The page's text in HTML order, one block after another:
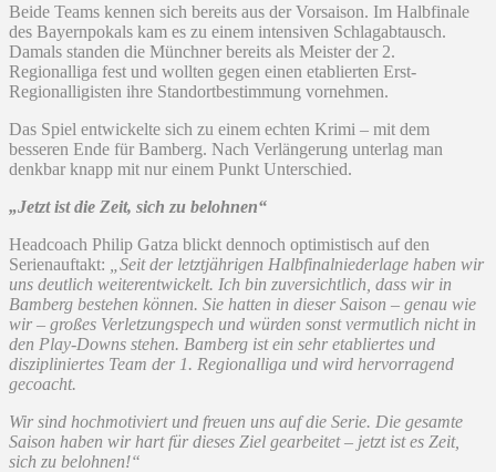
Beide Teams kennen sich bereits aus der Vorsaison. Im Halbfinale
des Bayernpokals kam es zu einem intensiven Schlagabtausch.
Damals standen die Münchner bereits als Meister der 2.
Regionalliga fest und wollten gegen einen etablierten Erst-
Regionalligisten ihre Standortbestimmung vornehmen.
Das Spiel entwickelte sich zu einem echten Krimi – mit dem
besseren Ende für Bamberg. Nach Verlängerung unterlag man
denkbar knapp mit nur einem Punkt Unterschied.
„Jetzt ist die Zeit, sich zu belohnen“
Headcoach Philip Gatza blickt dennoch optimistisch auf den
Serienauftakt:
„Seit der letztjährigen Halbfinalniederlage haben wir
uns deutlich weiterentwickelt. Ich bin zuversichtlich, dass wir in
Bamberg bestehen können. Sie hatten in dieser Saison – genau wie
wir – großes Verletzungspech und würden sonst vermutlich nicht in
den Play-Downs stehen. Bamberg ist ein sehr etabliertes und
diszipliniertes Team der 1. Regionalliga und wird hervorragend
gecoacht.
Wir sind hochmotiviert und freuen uns auf die Serie. Die gesamte
Saison haben wir hart für dieses Ziel gearbeitet – jetzt ist es Zeit,
sich zu belohnen!“